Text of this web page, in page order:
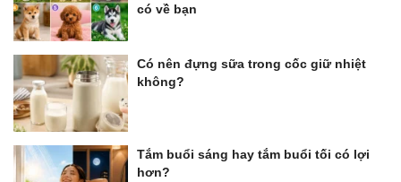
có về bạn
Có nên đựng sữa trong cốc giữ nhiệt
không?
Tắm buổi sáng hay tắm buổi tối có lợi
hơn?